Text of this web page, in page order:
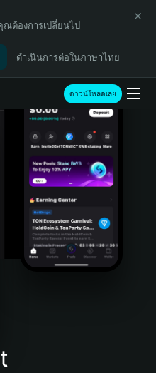
ณต้องการเปลี่ยนไป
ดำเนินการต่อในภาษาไทย
ดาวน์โหลดเลย